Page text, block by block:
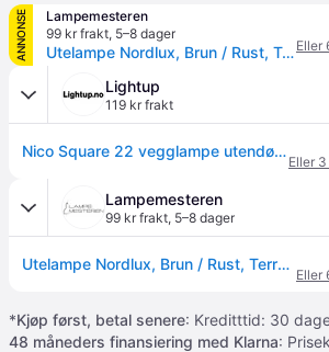
ANNONSE
Lampemesteren
99 kr frakt, 5–8 dager
Utelampe Nordlux, Brun / Rust, Terrasse, Aluminium Eller
Lightup
119 kr frakt
Nico Square 22 vegglampe utendørs opp/ned IP54 - Rust
Eller
Lampemesteren
99 kr frakt, 5–8 dager
Utelampe Nordlux, Brun / Rust, Terrasse, Aluminium
Eller
*Kjøp først, betal senere: Kreditttid: 30
48 måneders finansiering med Klarna: